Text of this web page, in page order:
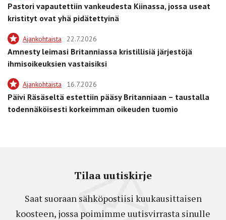
Pastori vapautettiin vankeudesta Kiinassa, jossa useat
kristityt ovat yhä pidätettyinä
Ajankohtaista 22.7.2026
Amnesty leimasi Britanniassa kristillisiä järjestöjä
ihmisoikeuksien vastaisiksi
Ajankohtaista 16.7.2026
Päivi Räsäseltä estettiin pääsy Britanniaan – taustalla
todennäköisesti korkeimman oikeuden tuomio
Tilaa uutiskirje
Saat suoraan sähköpostiisi kuukausittaisen
koosteen, jossa poimimme uutisvirrasta sinulle